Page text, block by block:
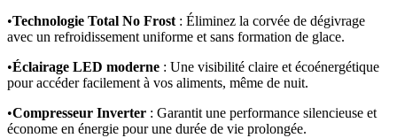
•Technologie Total No Frost : Éliminez la corvée de dégivrage
avec un refroidissement uniforme et sans formation de glace.
•Éclairage LED moderne : Une visibilité claire et écoénergétique
pour accéder facilement à vos aliments, même de nuit.
•Compresseur Inverter : Garantit une performance silencieuse et
économe en énergie pour une durée de vie prolongée.